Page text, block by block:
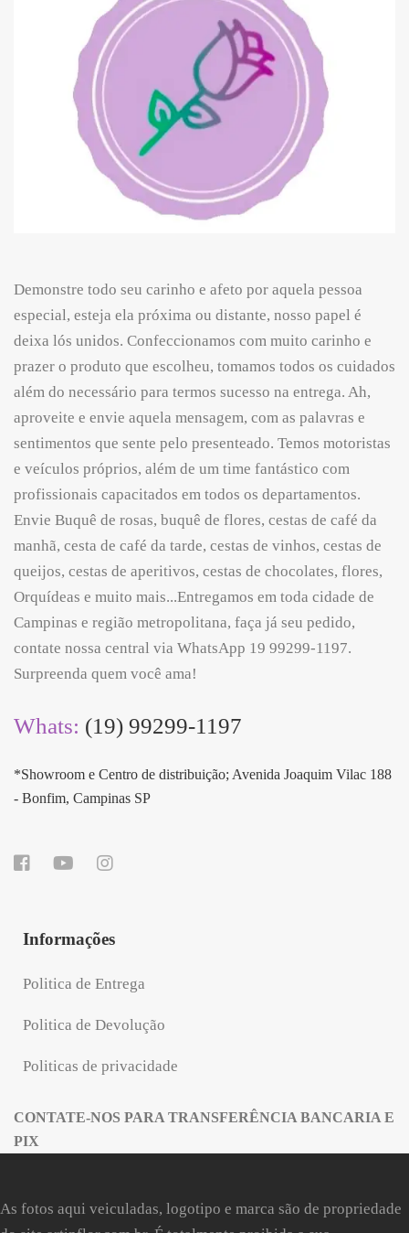
Demonstre todo seu carinho e afeto por aquela pessoa
especial, esteja ela próxima ou distante, nosso papel é
deixa lós unidos. Confeccionamos com muito carinho e
prazer o produto que escolheu, tomamos todos os cuidados
além do necessário para termos sucesso na entrega. Ah,
aproveite e envie aquela mensagem, com as palavras e
sentimentos que sente pelo presenteado. Temos motoristas
e veículos próprios, além de um time fantástico com
profissionais capacitados em todos os departamentos.
Envie Buquê de rosas, buquê de flores, cestas de café da
manhã, cesta de café da tarde, cestas de vinhos, cestas de
queijos, cestas de aperitivos, cestas de chocolates, flores,
Orquídeas e muito mais...Entregamos em toda cidade de
Campinas e região metropolitana, faça já seu pedido,
contate nossa central via WhatsApp 19 99299-1197.
Surpreenda quem você ama!
Whats: (19) 99299-1197
*Showroom e Centro de distribuição; Avenida Joaquim Vilac 188
- Bonfim, Campinas SP
Informações
Politica de Entrega
Politica de Devolução
Politicas de privacidade
CONTATE-NOS PARA TRANSFERÊNCIA BANCARIA E
PIX
As fotos aqui veiculadas, logotipo e marca são de propriedade